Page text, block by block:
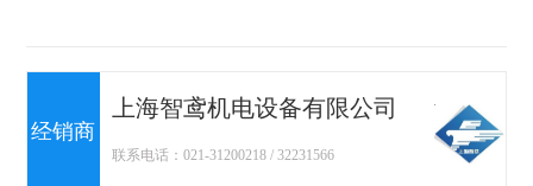
经销商
上海智鸢机电设备有限公司
联系电话：021-31200218 / 32231566